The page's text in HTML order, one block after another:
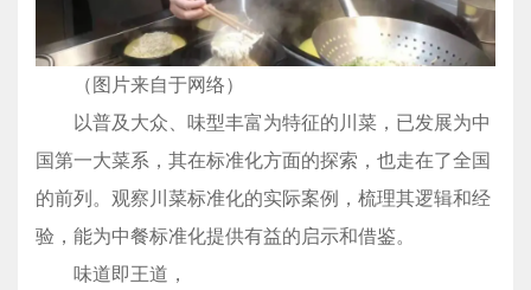
（图片来自于网络）
以普及大众、味型丰富为特征的川菜，已发展为中
国第一大菜系，其在标准化方面的探索，也走在了全国
的前列。观察川菜标准化的实际案例，梳理其逻辑和经
验，能为中餐标准化提供有益的启示和借鉴。
味道即王道，